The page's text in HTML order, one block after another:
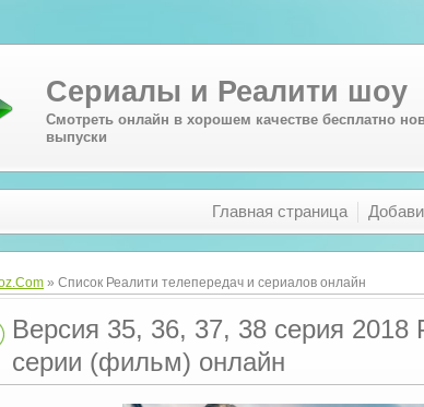
Сериалы и Реалити шоу
Смотреть онлайн в хорошем качестве бесплатно
выпуски
Главная страница
» Список Реалити телепередач и сериалов онлайн
Версия 35, 36, 37, 38 серия 2018
серии (фильм) онлайн